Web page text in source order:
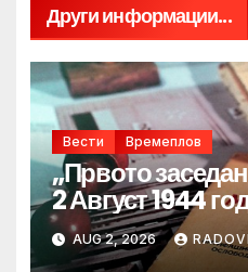
Други информации...
Вести Времеплов
„Првото
2 Август 1944
AUG 2, 2026